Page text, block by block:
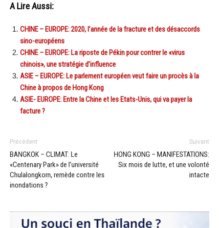
A Lire Aussi:
CHINE – EUROPE: 2020, l’année de la fracture et des désaccords
sino-européens
CHINE – EUROPE: La riposte de Pékin pour contrer le «virus
chinois», une stratégie d’influence
ASIE – EUROPE: Le parlement européen veut faire un procès à la
Chine à propos de Hong Kong
ASIE- EUROPE: Entre la Chine et les Etats-Unis, qui va payer la
facture ?
Précédent
BANGKOK – CLIMAT: Le
«Centenary Park» de l’université
Chulalongkorn, remède contre les
inondations ?
Suivant
HONG KONG – MANIFESTATIONS:
Six mois de lutte, et une volonté
intacte